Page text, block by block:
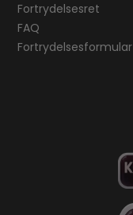
Fortrydelsesret
FAQ
Fortrydelsesformular